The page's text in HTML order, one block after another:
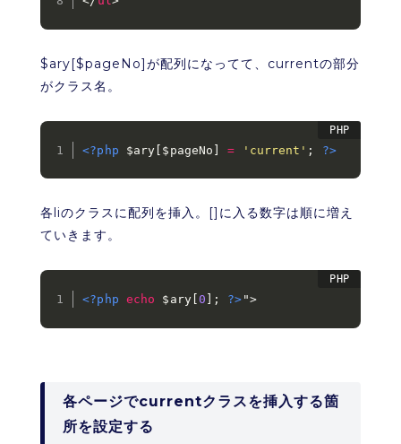
$ary[$pageNo]が配列になってて、currentの部分
がクラス名。
<?php $ary [ $pageNo ] = 'current' ; ?>
各liのクラスに配列を挿入。[]に入る数字は順に増え
ていきます。
<?php echo $ary[ 0 ; ?> ">
各ページでcurrentクラスを挿入する箇
所を設定する